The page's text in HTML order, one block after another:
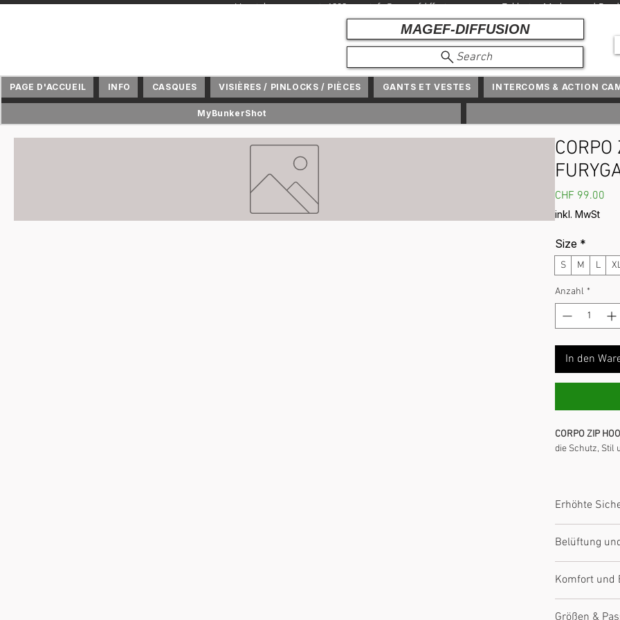
+ Vertriebspartner seit 1982 +info@magefdiffusion.com+ Exklusive Marken und
MAGEF-DIFFUSION
Search
CHF 99.00
inkl. MwSt
Size *
S M L
Anzahl *
In den
CORPO ZIP
die Schutz, Stil
Materialien:
Komfort:
Sicherheit:
Erhöhte
Abriebfeste
Belüftung
zur
Komfort und
Größen &
PAGE D'ACCUEIL INFO CASQUES VISIÈRES / PINLOCKS / PIÈCES GANTS ET VESTES INTERCOMS & ACTION
MyBunkerShot